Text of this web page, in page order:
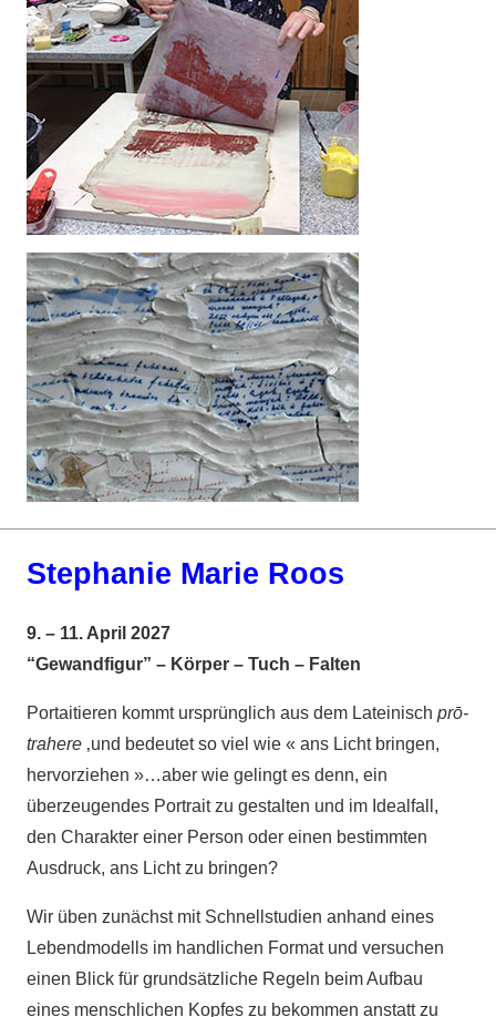
Stephanie Marie Roos
9. – 11. April 2027
“Gewandfigur” – Körper – Tuch – Falten
Portaitieren kommt ursprünglich aus dem Lateinisch prō-
trahere ‚und bedeutet so viel wie « ans Licht bringen,
hervorziehen »…aber wie gelingt es denn, ein
überzeugendes Portrait zu gestalten und im Idealfall,
den Charakter einer Person oder einen bestimmten
Ausdruck, ans Licht zu bringen?
Wir üben zunächst mit Schnellstudien anhand eines
Lebendmodells im handlichen Format und versuchen
einen Blick für grundsätzliche Regeln beim Aufbau
eines menschlichen Kopfes zu bekommen anstatt zu